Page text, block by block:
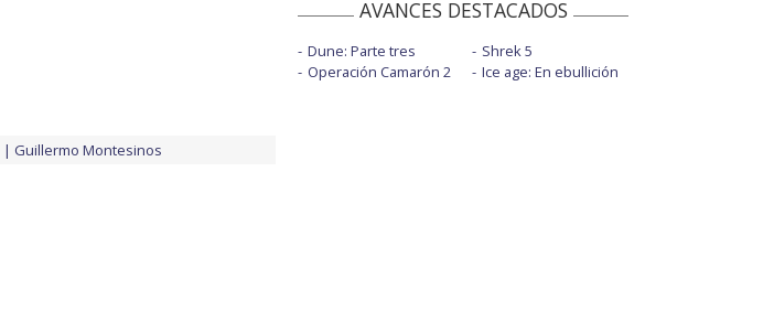
Guillermo Montesinos
AVANCES DESTACADOS
Dune: Parte tres
Operación Camarón 2
Shrek 5
Ice age: En ebullición